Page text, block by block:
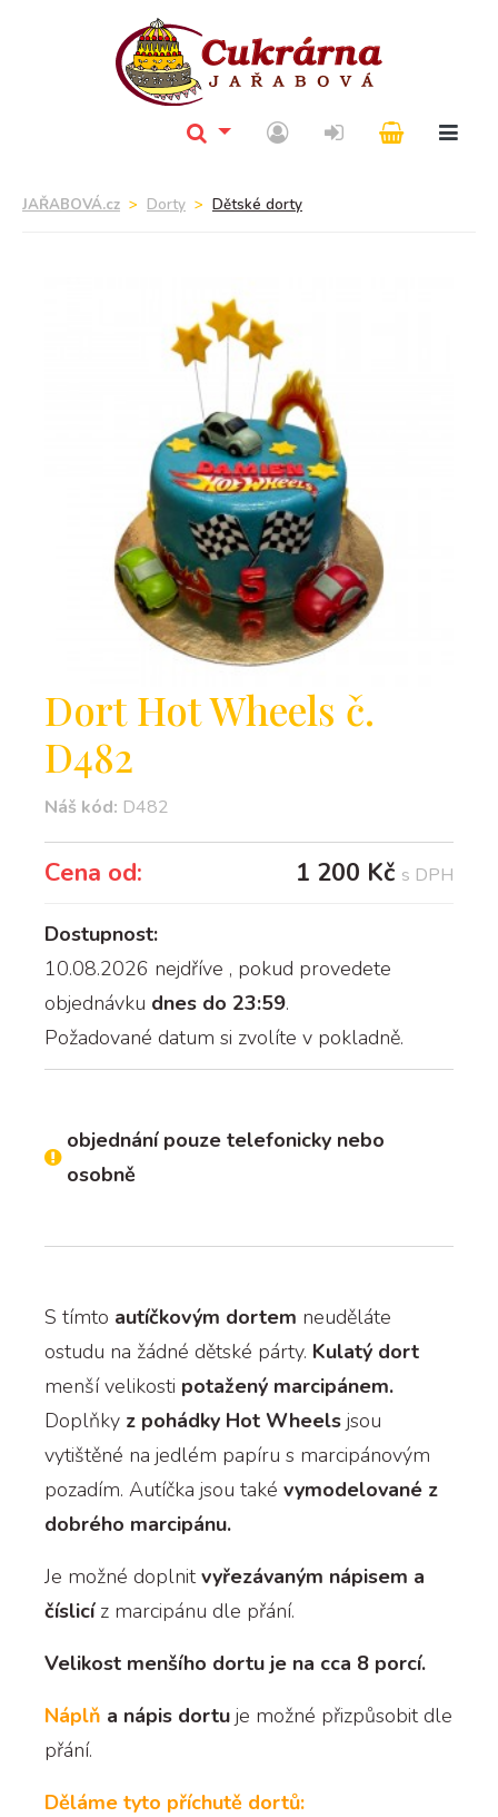
JAŘABOVÁ.cz Dorty Dětské dorty
Dort Hot Wheels č.
D482
Náš kód: D482
Cena od: 1 200 Kč s DPH
Dostupnost:
10.08.2026 nejdříve , pokud provedete
objednávku dnes do 23:59.
Požadované datum si zvolíte v pokladně.
objednání pouze telefonicky nebo
osobně
S tímto autíčkovým dortem neuděláte
ostudu na žádné dětské párty. Kulatý dort
menší velikosti potažený marcipánem.
Doplňky z pohádky Hot Wheels jsou
vytištěné na jedlém papíru s marcipánovým
pozadím. Autíčka jsou také vymodelované z
dobrého marcipánu.
Je možné doplnitvyřezávaným nápisem a
číslicíz marcipánu dle přání.
Velikost menšího dortu je na cca 8 porcí.
Náplň a nápis dortu je možné přizpůsobit dle
přání.
Děláme tyto příchutě dortů: